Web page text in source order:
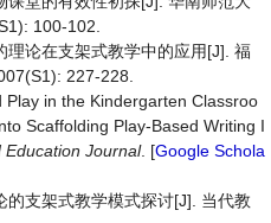
100-102.
理论在支架式教学中的应用[J]. 福
227-228.
in the Kindergarten Classroo
Scaffolding Play-Based Writing I
Education Journal. [Google Schola
的支架式教学模式探讨[J]. 当代教